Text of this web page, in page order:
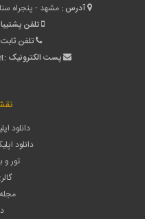
آدرس : مشهد - پنجراه
تلفن
تلفن
پست الکترونیک :
دانلود
دانلود
تور و